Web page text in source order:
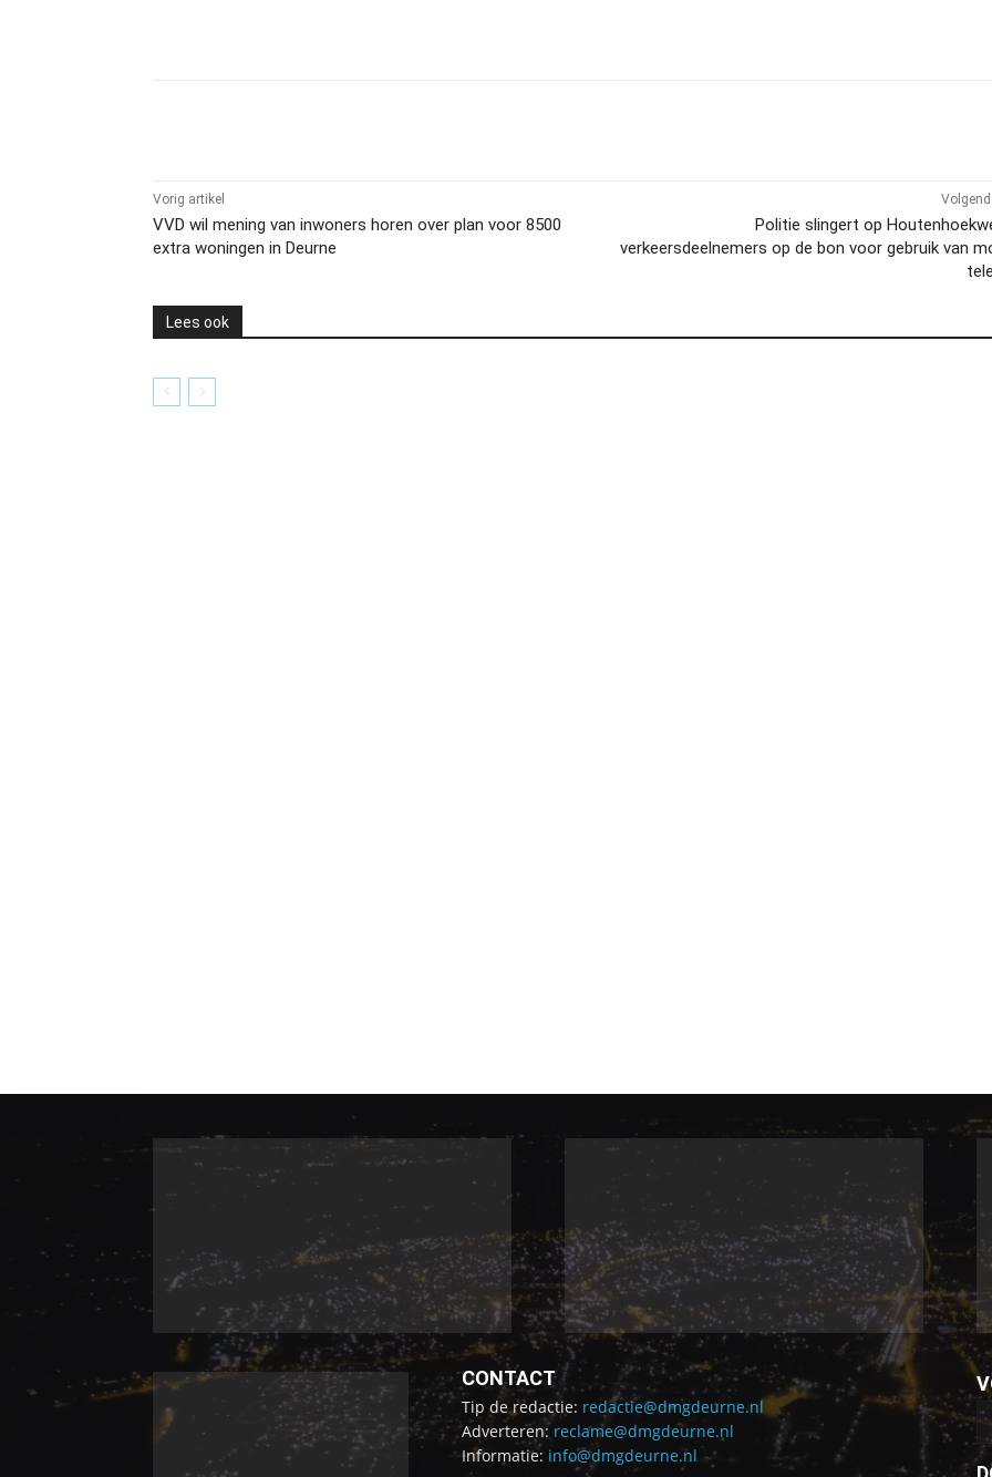
Vorig artikel
VVD wil mening van inwoners horen over plan voor 8500
extra woningen in Deurne
Politie slingert op
verkeersdeelnemers op de bon voor gebruik van
Lees ook
CONTACT
Tip de redactie: redactie@dmgdeurne.nl
Adverteren: reclame@dmgdeurne.nl
Informatie: info@dmgdeurne.nl